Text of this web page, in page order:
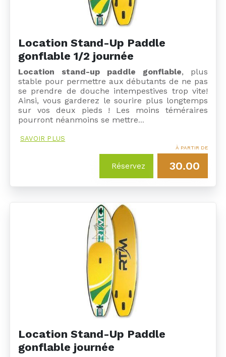
Location Stand-Up Paddle
gonflable 1/2 journée
Location stand-up paddle gonflable, plus
stable pour permettre aux débutants de ne pas
se prendre de douche intempestives trop vite!
Ainsi, vous garderez le sourire plus longtemps
sur vos deux pieds ! Les moins téméraires
pourront néanmoins se mettre…
SAVOIR PLUS
Réservez
À PARTIR DE
30.00
Location Stand-Up Paddle
gonflable journée